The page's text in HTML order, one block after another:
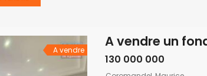
A vendre
130 000 000